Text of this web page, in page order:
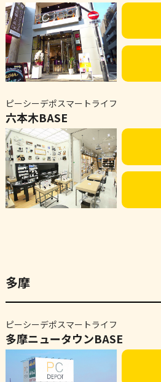
ピーシーデポスマートライフ
六本木BASE
多摩
ピーシーデポスマートライフ
多摩ニュータウンBASE